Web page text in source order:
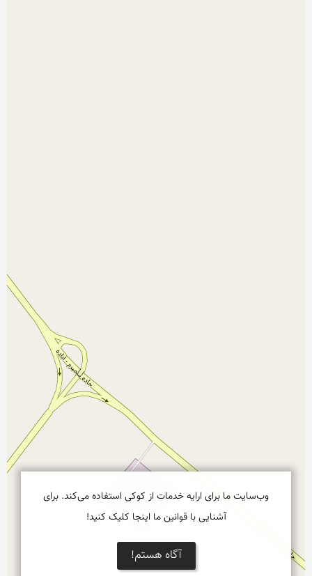
وب‌سایت ما برای ارایه خدمات از کوکی استفاده می‌کند. برای
آشنایی با قوانین ما اینجا کلیک کنید!
آگاه هستم!